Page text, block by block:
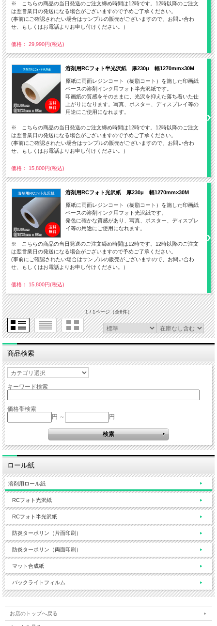
※ こちらの商品の当日発送のご注文締め時間は12時です。12時以降のご注文
は翌営業日の発送になる場合がございますので予めご了承ください。
(事前にご確認されたい場合はサンプルの販売がございますので、お問い合わ
せ、もしくはお電話よりお申し付けください。）
価格： 29,990円(税込)
溶剤用RCフォト半光沢紙 厚230μ 幅1270mm×30M
原紙に両面レジンコート（樹脂コート）を施した印画紙
ベースの溶剤インク用フォト半光沢紙です。
印画紙の質感をそのままに、光沢を抑えた落ち着いた仕
上がりになります。写真、ポスター、ディスプレイ等の
用途にご使用になれます。
※ こちらの商品の当日発送のご注文締め時間は12時です。12時以降のご注文
は翌営業日の発送になる場合がございますので予めご了承ください。
(事前にご確認されたい場合はサンプルの販売がございますので、お問い合わ
せ、もしくはお電話よりお申し付けください。）
価格： 15,800円(税込)
溶剤用RCフォト光沢紙 厚230μ 幅1270mm×30M
原紙に両面レジンコート（樹脂コート）を施した印画紙
ベースの溶剤インク用フォト光沢紙です。
発色に確かな質感があり、写真、ポスター、ディスプレ
イ等の用途にご使用になれます。
※ こちらの商品の当日発送のご注文締め時間は12時です。12時以降のご注文
は翌営業日の発送になる場合がございますので予めご了承ください。
(事前にご確認されたい場合はサンプルの販売がございますので、お問い合わ
せ、もしくはお電話よりお申し付けください。）
価格： 15,800円(税込)
1 / 1ページ（全6件）
商品検索
キーワード検索
価格帯検索
円 ～
円
ロール紙
溶剤用ロール紙
RCフォト光沢紙
RCフォト半光沢紙
防炎ターポリン（片面印刷）
防炎ターポリン（両面印刷）
マット合成紙
バックライトフィルム
お店のトップへ戻る